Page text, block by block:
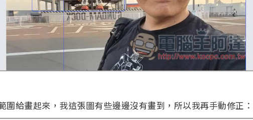
圍給畫起來，我這張圖有些邊邊沒有畫到，所以我再手動修正：